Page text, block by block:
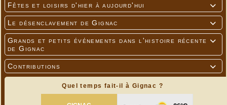

Fêtes et loisirs d'hier à aujourd'hui

Le désenclavement de Gignac

Grands et petits événements dans l'histoire récente
de Gignac

Contributions
Quel temps fait-il à Gignac ?